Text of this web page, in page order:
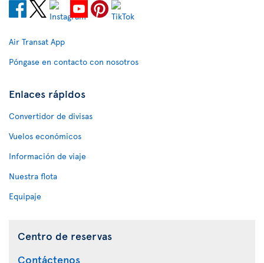
Air Transat App
Póngase en contacto con nosotros
Enlaces rápidos
Convertidor de divisas
Vuelos económicos
Información de viaje
Nuestra flota
Equipaje
Centro de reservas
Contáctenos